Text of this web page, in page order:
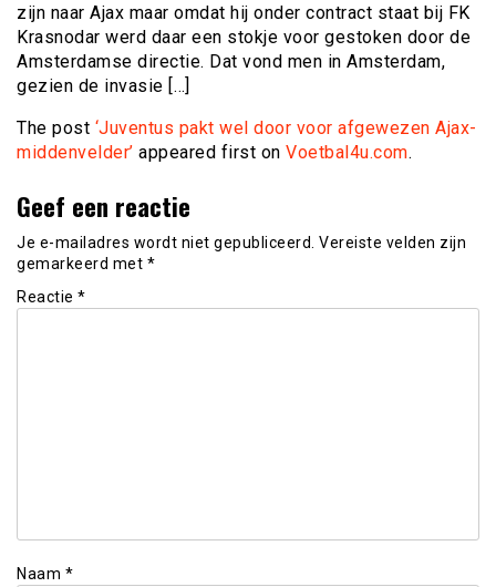
zijn naar Ajax maar omdat hij onder contract staat bij FK
Krasnodar werd daar een stokje voor gestoken door de
Amsterdamse directie. Dat vond men in Amsterdam,
gezien de invasie […]
The post ‘Juventus pakt wel door voor afgewezen Ajax-
middenvelder’ appeared first on Voetbal4u.com.
Geef een reactie
Je e-mailadres wordt niet gepubliceerd. Vereiste velden zijn
gemarkeerd met *
Reactie *
Naam *